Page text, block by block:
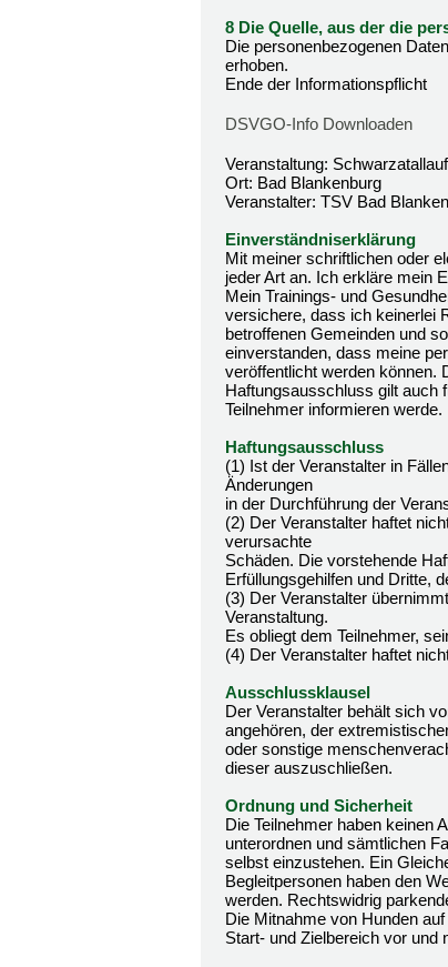
8 Die Quelle, aus der die
Die personenbezogenen
erhoben.
Ende der Informationspflicht
DSVGO-Info Downloaden
Veranstaltung: Schwarzatallauf
Ort: Bad Blankenburg
Veranstalter: TSV Bad
Einverständniserklärung
Mit meiner schriftlichen oder
jeder Art an. Ich erkläre mein
Mein Trainings- und
versichere, dass ich keinerlei
betroffenen Gemeinden und
einverstanden, dass meine
veröffentlicht werden können.
Haftungsausschluss gilt auch
Teilnehmer informieren werde.
Haftungsausschluss
(1) Ist der Veranstalter in
Änderungen
in der Durchführung der
(2) Der Veranstalter haftet
verursachte
Schäden. Die vorstehende
Erfüllungsgehilfen und Dritte,
(3) Der Veranstalter
Veranstaltung.
Es obliegt dem Teilnehmer,
(4) Der Veranstalter haftet
Ausschlussklausel
Der Veranstalter behält sich
angehören, der
oder sonstige
dieser auszuschließen.
Ordnung und Sicherheit
Die Teilnehmer haben keinen
unterordnen und sämtlichen
selbst einzustehen. Ein
Begleitpersonen haben den
werden. Rechtswidrig
Die Mitnahme von Hunden
Start- und Zielbereich vor und